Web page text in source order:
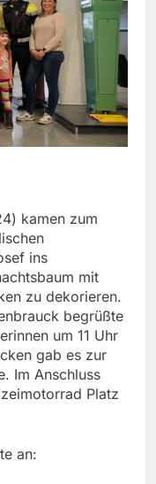
kamen zum
ins
mit
zu dekorieren.
begrüßte
um 11 Uhr
gab es zur
Im Anschluss
Platz
an: